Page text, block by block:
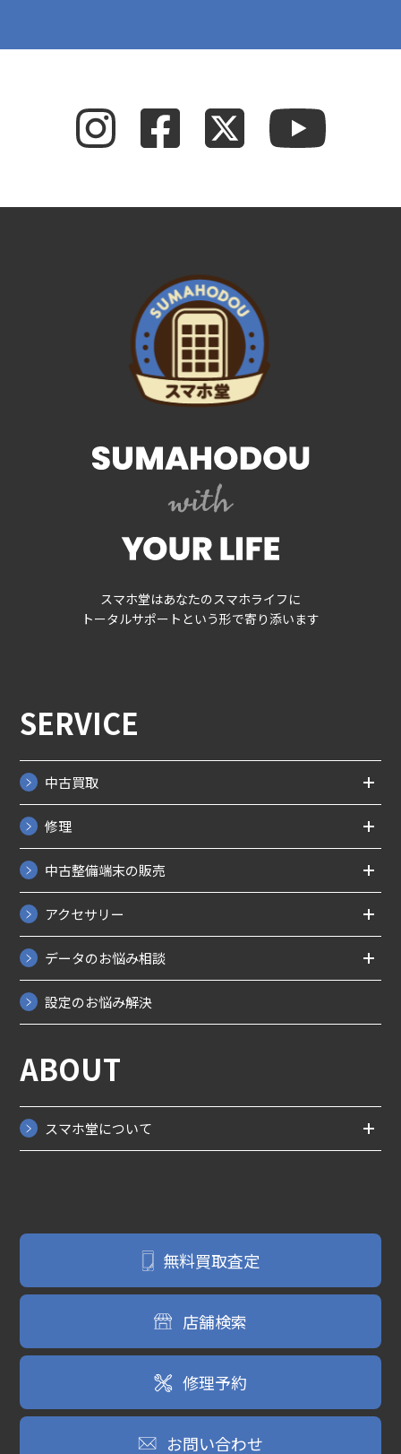
スマホ堂はあなたのスマホライフに
トータルサポートという形で寄り添います
ABOUT
スマホ堂について
SERVICE
中古買取
修理
中古整備端末の販売
アクセサリー
データのお悩み相談
設定のお悩み解決
無料買取査定
店舗検索
修理予約
お問い合わせ